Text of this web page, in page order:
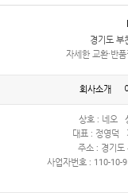
경기도 부
자세한 교환·반
회사소개
상호 : 네오
대표 : 정영덕
주소 : 경기도
사업자번호 : 110-10-